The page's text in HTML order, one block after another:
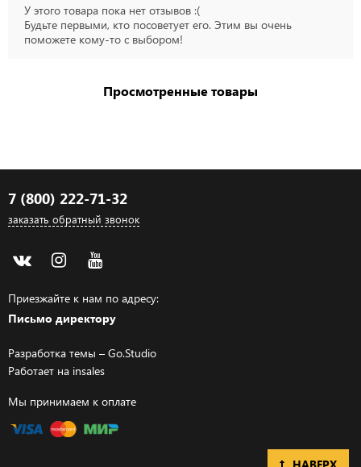
У этого товара пока нет отзывов :(
Будьте первыми, кто посоветует его. Этим вы очень
поможете кому-то с выбором!
Просмотренные товары
7 (800) 222-71-32
заказать обратный звонок
Приезжайте к нам по адресу:
Письмо директору
Разработка темы – Go.Studio
Работает на insales
Мы принимаем к оплате